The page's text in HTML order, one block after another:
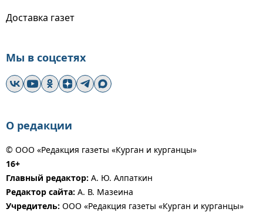
Доставка газет
Мы в соцсетях
О редакции
© ООО «Редакция газеты «Курган и курганцы»
16+
Главный редактор: А. Ю. Алпаткин
Редактор сайта: А. В. Мазеина
Учредитель: ООО «Редакция газеты «Курган и курганцы»